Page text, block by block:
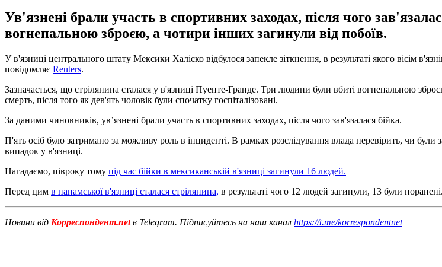
Ув'язнені брали участь в спортивних заходах, після чого
вогнепальною зброєю, а чотири інших загинули від побоїв.
У в'язниці центрального штату Мексики Халіско відбулося запекле зіткнення, в результаті якого вісім
повідомляє Reuters.
Зазначається, що стрілянина сталася у в'язниці Пуенте-Гранде. Три людини були вбиті вогнепальною
смерть, після того як дев'ять чоловік були спочатку госпіталізовані.
За даними чиновників, ув’язнені брали участь в спортивних заходах, після чого зав'язалася бійка.
П'ять осіб було затримано за можливу роль в інциденті. В рамках розслідування влада перевірить, чи
випадок у в'язниці.
Нагадаємо, півроку тому під час бійки в мексиканській в'язниці загинули 16 людей.
Перед цим в панамської в'язниці сталася стрілянина, в результаті чого 12 людей загинули, 13 були поранені.
Новини від Корреспондент.netв Telegram. Підписуйтесь на наш канал https://t.me/korrespondentnet